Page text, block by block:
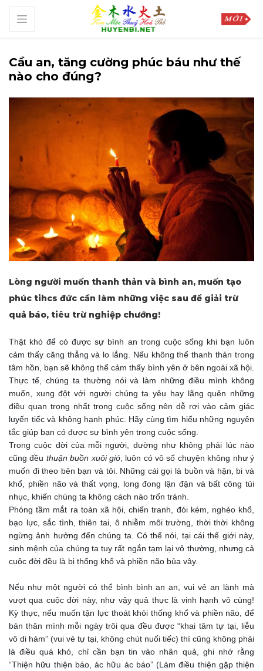
Cầu an, tăng cường phúc báu như thế
nào cho đúng?
Lòng người muốn thanh thản và bình an, muốn tạo
phúc tihcs đức cần làm những việc sau để giải trừ
quả báo, tiêu trừ nghiệp chướng!
Thật khó để có được sự bình an trong cuộc sống khi bạn luôn
cảm thấy căng thẳng và lo lắng. Nếu không thể thanh thản trong
tâm hồn, bạn sẽ không thể cảm thấy bình yên ở bên ngoài xã hội.
Thực tế, chúng ta thường nói và làm những điều mình không
muốn, xung đột với người chúng ta yêu hay lãng quên những
điều quan trọng nhất trong cuộc sống nên dễ rơi vào cảm giác
luyến tiếc và không hạnh phúc. Hãy cùng tìm hiểu những nguyên
tắc giúp bạn có được sự bình yên trong cuộc sống.
Trong cuộc đời của mỗi người, dường như không phải lúc nào
cũng đều thuận buồn xuôi gió, luôn có vô số chuyện không như ý
muốn đi theo bên bạn và tôi. Những cái gọi là buồn và hận, bi và
khổ, phiền não và thất vọng, long đong lận đận và bất công tủi
nhục, khiến chúng ta không cách nào trốn tránh.
Phóng tầm mắt ra toàn xã hội, chiến tranh, đói kém, nghèo khổ,
bạo lực, sắc tình, thiên tai, ô nhiễm môi trường, thời thời không
ngừng ảnh hưởng đến chúng ta. Có thể nói, tại cái thế giới này,
sinh mệnh của chúng ta tuy rất ngắn tạm lại vô thường, nhưng cả
cuộc đời đều là bị thống khổ và phiền não bủa vây.
Nếu như một người có thể bình bình an an, vui vẻ an lành mà
vượt qua cuộc đời này, như vậy quả thực là vinh hạnh vô cùng!
Kỳ thực, nếu muốn tận lực thoát khỏi thống khổ và phiền não, để
bản thân mình mỗi ngày trôi qua đều được “khai tâm tự tại, liễu
vô di hám” (vui vẻ tự tại, không chút nuối tiếc) thì cũng không phải
là điều quá khó, chỉ cần bạn tin vào nhân quả, ghi nhớ rằng
“Thiện hữu thiện báo, ác hữu ác báo” (Làm điều thiện gặp thiện